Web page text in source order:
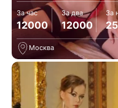
За час
12000
За два
12000
За
Москва